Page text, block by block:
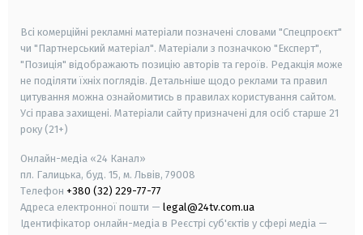
Всі комерційні рекламні матеріали позначені словами "Спецпроєкт"
чи "Партнерський матеріал". Матеріали з позначкою "Експерт",
"Позиція" відображають позицію авторів та героїв. Редакція може
не поділяти їхніх поглядів. Детальніше щодо реклами та правил
цитування можна ознайомитись в правилах користування сайтом.
Усі права захищені. Матеріали сайту призначені для осіб старше 21
року (21+)
Онлайн-медіа «24 Канал»
пл. Галицька, буд. 15, м. Львів, 79008
Телефон +380 (32) 229-77-77
Адреса електронної пошти — legal@24tv.com.ua
Ідентифікатор онлайн-медіа в Реєстрі суб'єктів у сфері медіа —